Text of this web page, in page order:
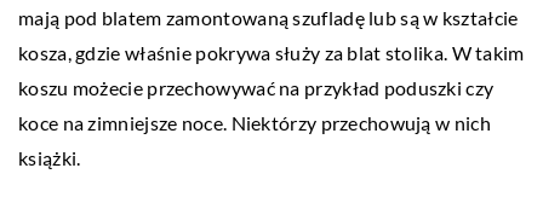
mają pod blatem zamontowaną szufladę lub są w kształcie
kosza, gdzie właśnie pokrywa służy za blat stolika. W takim
koszu możecie przechowywać na przykład poduszki czy
koce na zimniejsze noce. Niektórzy przechowują w nich
książki.